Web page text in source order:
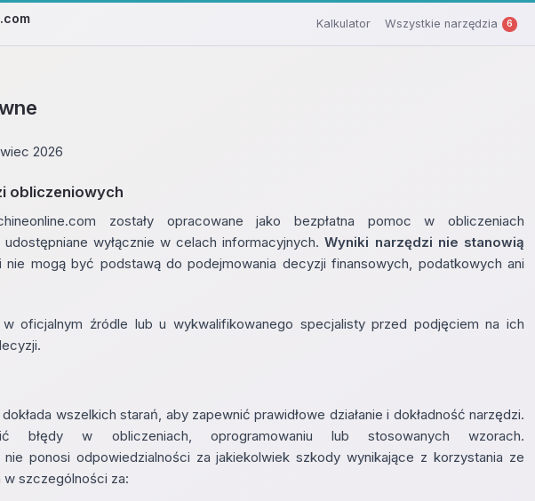
Kalkulator Wszystkie narzędzia 6
2026
obliczeniowych
zostały opracowane jako bezpłatna pomoc w obliczeniach
wyłącznie w celach informacyjnych.Wyniki narzędzi nie stanowią
i nie mogą być podstawą do podejmowania decyzji finansowych, podatkowych ani
oficjalnym źródle lub u wykwalifikowanego specjalisty przed podjęciem na ich
wszelkich starań, aby zapewnić prawidłowe działanie i dokładność narzędzi.
błędy w obliczeniach, oprogramowaniu lub stosowanych wzorach.
nie ponosi odpowiedzialności za jakiekolwiek szkody wynikające z korzystania ze
w szczególności za: